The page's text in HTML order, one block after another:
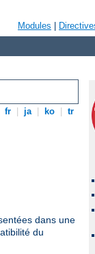
Modules
fr ja ko tr
dans une
du